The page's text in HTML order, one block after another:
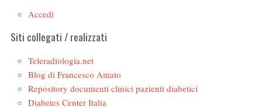
Accedi
Siti collegati / realizzati
Teleradiologia.net
Blog di Francesco Amato
Repository documenti clinici pazienti diabetici
Diabetes Center Italia